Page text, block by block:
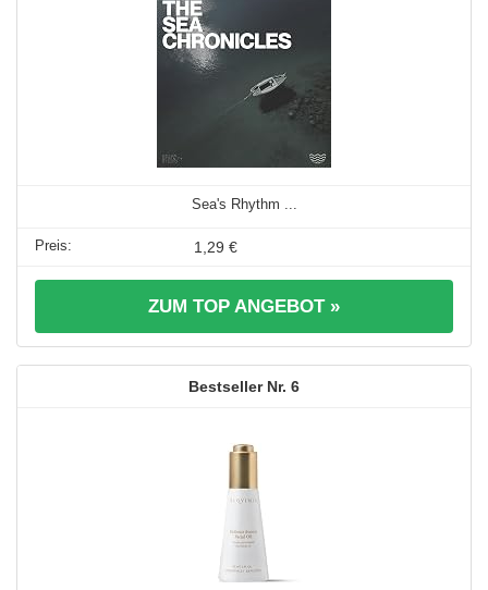
Sea's Rhythm ...
1,29 €
ZUM TOP ANGEBOT »
6